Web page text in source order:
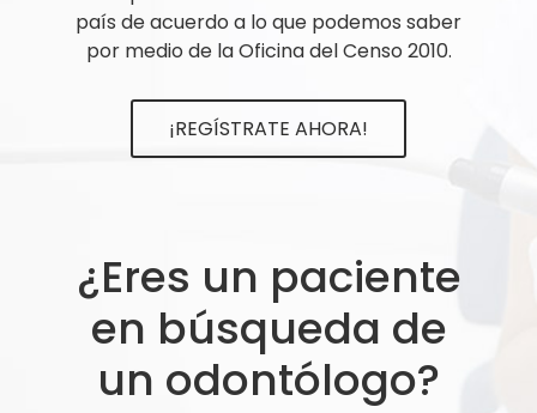
país de acuerdo a lo que podemos saber
por medio de la Oficina del Censo 2010.
¡REGÍSTRATE AHORA!
¿Eres un paciente
en búsqueda de
un odontólogo?